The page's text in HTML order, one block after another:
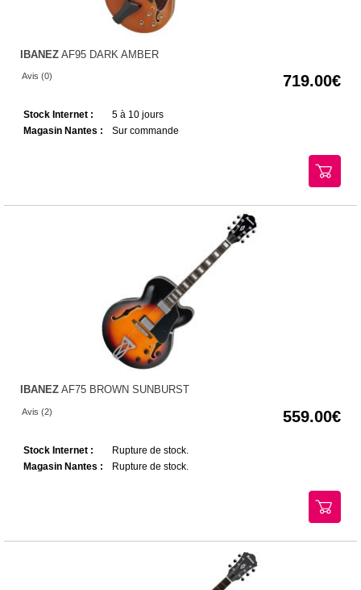
IBANEZ AF95 DARK AMBER
Avis (0) 719.00
Stock Internet :
5 à 10 jours
Magasin Nantes :
Sur commande
IBANEZ AF75 BROWN SUNBURST
Avis (2) 559.00
Stock Internet :
Rupture de stock.
Magasin Nantes :
Rupture de stock.